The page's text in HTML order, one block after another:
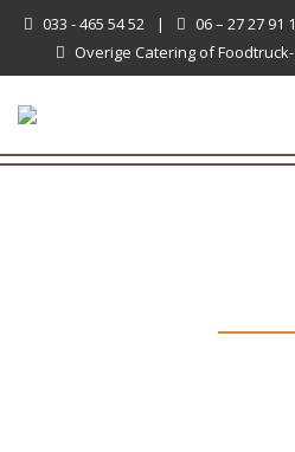
033 - 465 54 52 | 06 – 27 27 91
Overige Catering of